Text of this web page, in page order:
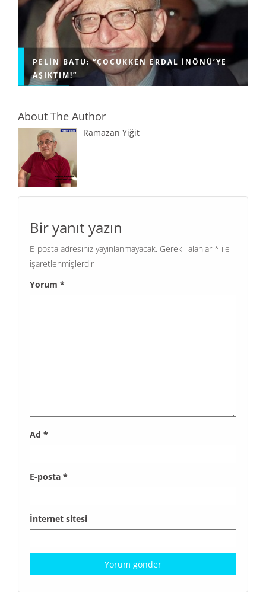
PELIN BATU: “ÇOCUKKEN ERDAL İNÖNÜ’YE
AŞIKTIM!”
About The Author
Ramazan Yiğit
Bir yanıt yazın
E-posta adresiniz yayınlanmayacak. Gerekli alanlar * ile
işaretlenmişlerdir
Yorum *
Ad *
E-posta *
İnternet sitesi